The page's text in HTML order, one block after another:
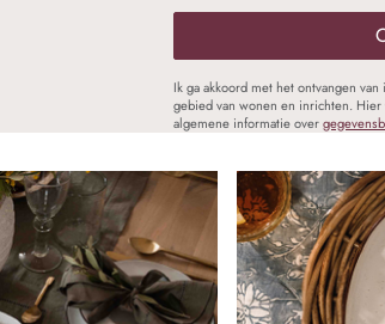
Ik ga akkoord met het ontvangen
gebied van wonen en inrichten.
algemene informatie over